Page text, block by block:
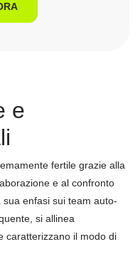
e
fertile grazie alla
e al confronto
enfasi sui team auto-
si allinea
caratterizzano il modo di